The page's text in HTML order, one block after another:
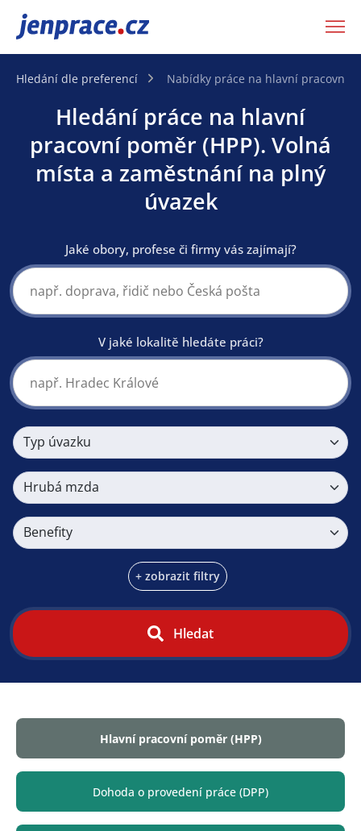
JenPráce.cz
Hledání dle preferencí Nabídky práce na hlavní pracovní
Hledání práce na hlavní
pracovní poměr (HPP). Volná
místa a zaměstnání na plný
úvazek
Jaké obory, profese či firmy vás zajímají?
V jaké lokalitě hledáte práci?
Typ úvazku
Hrubá mzda
Benefity
+ zobrazit filtry
Hledat
Hlavní pracovní poměr (HPP)
Dohoda o provedení práce (DPP)